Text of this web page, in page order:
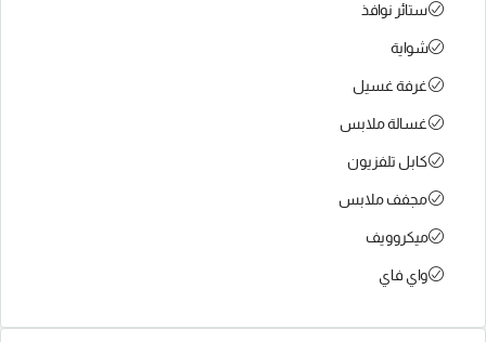
ستائر نوافذ
شواية
غرفة غسيل
غسالة ملابس
كابل تلفزيون
مجفف ملابس
ميكروويف
واي فاي